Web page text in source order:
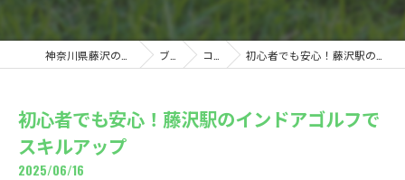
ブログ コラム 初心者でも安心！藤沢駅のインドアゴルフでスキルアップ
初心者でも安心！藤沢駅のインドアゴルフで
スキルアップ
2025/06/16